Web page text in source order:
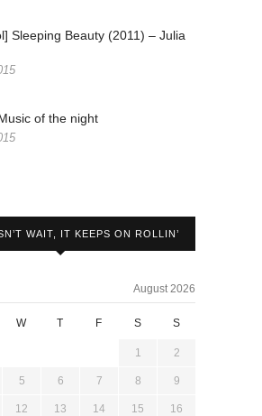
Sleeping Beauty (2011) – Julia
of the night
WAIT, IT KEEPS ON ROLLIN’
August 2026
W T F S S
1 2
5 6 7 8 9
12 13 14 15 16